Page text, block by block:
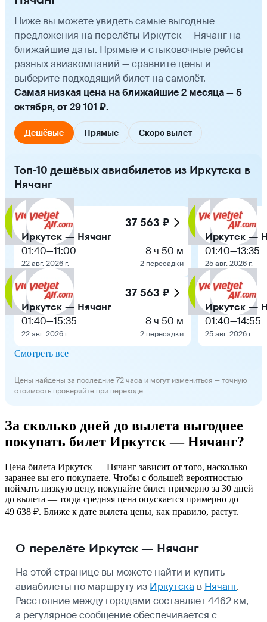
Ниже вы можете увидеть самые выгодные
предложения на перелёты Иркутск — Нячанг на
ближайшие даты. Прямые и стыковочные рейсы
разных авиакомпаний — сравните цены и
выберите подходящий билет на самолёт.
Самая низкая цена на ближайшие 2 месяца — 5
октября, от 29 101 ₽.
Дешёвые Прямые Скоро вылет
Топ-10 дешёвых авиабилетов из Иркутска в
Нячанг
37 563 ₽
Иркутск — Нячанг
01:40—11:00
22 авг. 2026 г.
8 ч 50 м
2 пересадки
37 563 ₽
Иркутск — Нячанг
01:40—15:35
22 авг. 2026 г.
8 ч 50 м
2 пересадки
Иркутск —
01:40—13:35
25 авг. 2026 г.
Иркутск —
01:40—14:55
25 авг. 2026 г.
Смотреть все
Цены найдены за последние 72 часа и могут измениться — точную
стоимость проверяйте при переходе.
За сколько дней до вылета выгоднее
покупать билет Иркутск — Нячанг?
Цена билета Иркутск — Нячанг зависит от того, насколько
заранее вы его покупаете. Чтобы с большей вероятностью
поймать низкую цену, покупайте билет примерно за 30 дней
до вылета — тогда средняя цена опускается примерно до
49 638 ₽. Ближе к дате вылета цены, как правило, растут.
О перелёте Иркутск — Нячанг
На этой странице вы можете найти и купить
авиабилеты по маршруту из Иркутска в Нячанг.
Расстояние между городами составляет 4462 км,
а регулярное сообщение обеспечивается с